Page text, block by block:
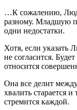
…К сожалению,
разному. Младшую
одни недостатки.
Хотя, если указать
не согласится.
относится
Она все делит
хвалить старается
стремится каждой.